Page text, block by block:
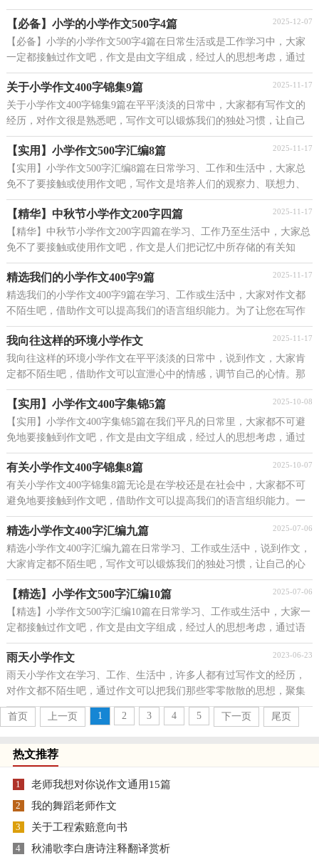
虑，通过语言组织来表达一个主题意义的文体。相信许多...
【必备】小学的小学作文500字4篇 2025-12-07
【必备】小学的小学作文500字4篇在日常生活或是工作学习中，大家
一定都接触过作文吧，作文是由文字组成，经过人的思想考虑，通过
语言组织来表达一个主题意义的文体。那么问题来了，到...
关于小学作文400字锦集9篇 2025-11-17
关于小学作文400字锦集9篇在平平淡淡的日常中，大家都有写作文的
经历，对作文很是熟悉吧，写作文可以锻炼我们的独处习惯，让自己
的心静下来，思考自己未来的方向。相信许多人会觉得作...
【实用】小学作文500字汇编8篇 2025-11-17
【实用】小学作文500字汇编8篇在日常学习、工作和生活中，大家总
免不了要接触或使用作文吧，写作文是培养人们的观察力、联想力、
想象力、思考力和记忆力的重要手段。一篇什么样...
【精华】中秋节小学作文200字四篇 2025-11-17
【精华】中秋节小学作文200字四篇在学习、工作乃至生活中，大家总
免不了要接触或使用作文吧，作文是人们把记忆中所存储的有关知
识、经验和思想用书面形式表达出来的记叙方式。...
精选我们的小学作文400字9篇 2025-11-17
精选我们的小学作文400字9篇在学习、工作或生活中，大家对作文都
不陌生吧，借助作文可以提高我们的语言组织能力。为了让您在写作
文时更加简单方便，以下是小编帮大家整理的我们的...
我向往这样的环境小学作文 2025-11-17
我向往这样的环境小学作文在平平淡淡的日常中，说到作文，大家肯
定都不陌生吧，借助作文可以宣泄心中的情感，调节自己的心情。那
么一般作文是怎么写的呢？下面是小编为大家整理的我向...
【实用】小学作文400字集锦5篇 2025-10-08
【实用】小学作文400字集锦5篇在我们平凡的日常里，大家都不可避
免地要接触到作文吧，作文是由文字组成，经过人的思想考虑，通过
语言组织来表达一个主题意义的文体。你写作文时总是...
有关小学作文400字锦集8篇 2025-10-07
有关小学作文400字锦集8篇无论是在学校还是在社会中，大家都不可
避免地要接触到作文吧，借助作文可以提高我们的语言组织能力。一
篇什么样的作文才能称之为优秀作文呢？下面是小编...
精选小学作文400字汇编九篇 2025-07-06
精选小学作文400字汇编九篇在日常学习、工作或生活中，说到作文，
大家肯定都不陌生吧，写作文可以锻炼我们的独处习惯，让自己的心
静下来，思考自己未来的方向。还是对作文一筹莫展吗？...
【精选】小学作文500字汇编10篇 2025-07-06
【精选】小学作文500字汇编10篇在日常学习、工作或生活中，大家一
定都接触过作文吧，作文是由文字组成，经过人的思想考虑，通过语
言组织来表达一个主题意义的文体。你知道作文怎样...
雨天小学作文 2023-06-23
雨天小学作文在学习、工作、生活中，许多人都有过写作文的经历，
对作文都不陌生吧，通过作文可以把我们那些零零散散的思想，聚集
在一块。你写作文时总是无从下笔？以下是小编收集整理...
首页
上一页 1 2 3 4 5 下一页 尾页
热文推荐
1 老师我想对你说作文通用15篇
2 我的舞蹈老师作文
3 关于工程索赔意向书
4 秋浦歌李白唐诗注释翻译赏析